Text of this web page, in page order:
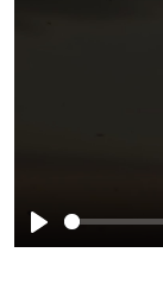
Play